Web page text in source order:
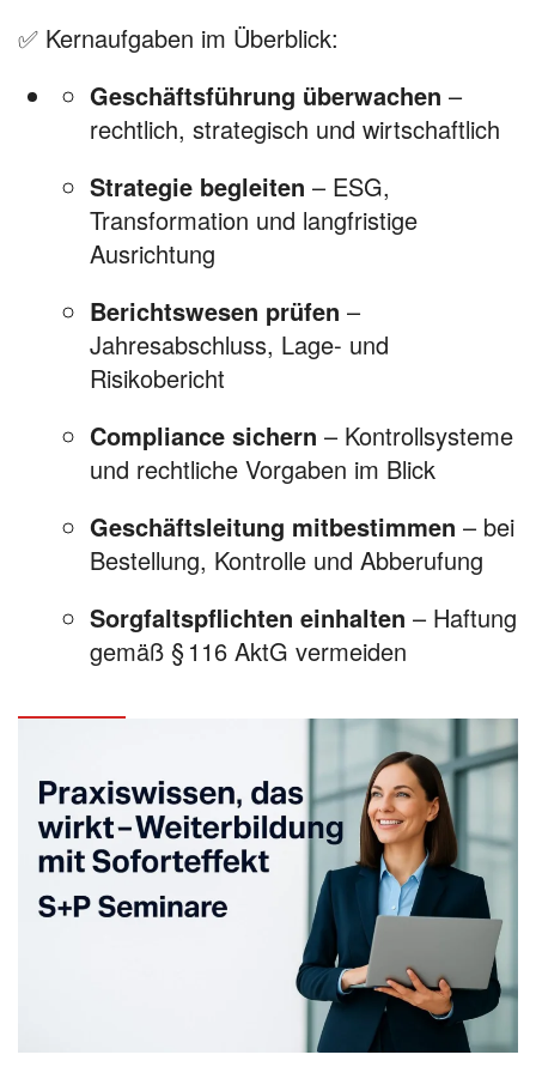
✅ Kernaufgaben im Überblick:
Geschäftsführung überwachen –
rechtlich, strategisch und wirtschaftlich
Strategie begleiten – ESG,
Transformation und langfristige
Ausrichtung
Berichtswesen prüfen –
Jahresabschluss, Lage- und
Risikobericht
Compliance sichern – Kontrollsysteme
und rechtliche Vorgaben im Blick
Geschäftsleitung mitbestimmen – bei
Bestellung, Kontrolle und Abberufung
Sorgfaltspflichten einhalten – Haftung
gemäß § 116 AktG vermeiden